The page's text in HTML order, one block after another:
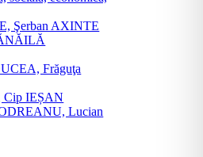
Şerban AXINTE
Frăguţa
Cip IEȘAN
Lucian